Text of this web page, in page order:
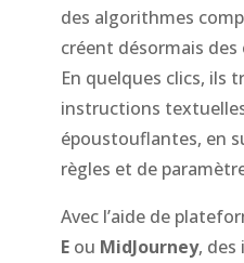
des algorithmes
créent désormais
En quelques clics, ils
instructions
époustouflantes, en
règles et de
Avec l’aide de
E ou MidJourney, des